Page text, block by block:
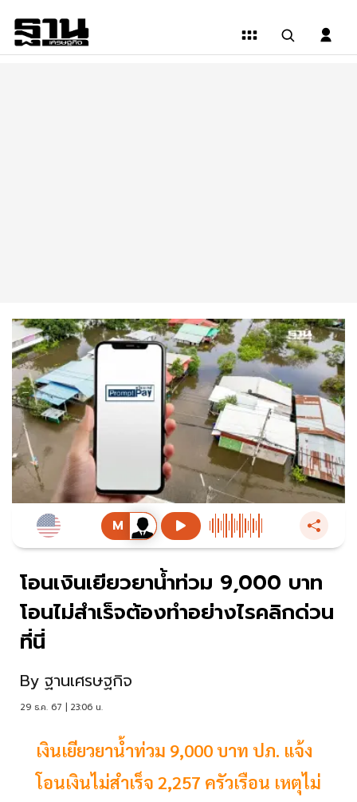
โอนเงินเยียวยาน้ำท่วม 9,000 บาท
โอนไม่สำเร็จต้องทำอย่างไรคลิกด่วน
ที่นี่
By ฐานเศรษฐกิจ
29 ธ.ค. 67 | 23:06 น.
เงินเยียวยาน้ำท่วม 9,000 บาท ปภ. แจ้ง
โอนเงินไม่สำเร็จ 2,257 ครัวเรือน เหตุไม่